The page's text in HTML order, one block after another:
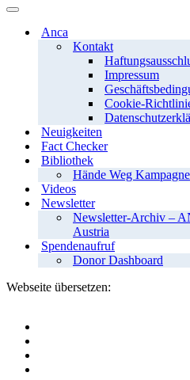
Navigationsmenü
Anca
Kontakt
Impressum
Cookie-
Neuigkeiten
Fact Checker
Bibliothek
Hände Weg Kampagne
Videos
Newsletter
Newsletter-Archiv –
Austria
Spendenaufruf
Donor Dashboard
Webseite übersetzen: